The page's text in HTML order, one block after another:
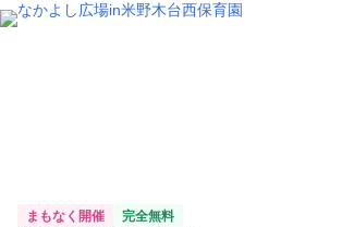
まもなく開催 完全無料